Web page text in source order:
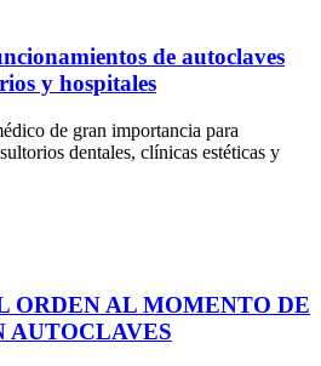
de autoclaves
y hospitales
de gran importancia para
dentales, clínicas estéticas y
ORDEN AL MOMENTO DE
AUTOCLAVES